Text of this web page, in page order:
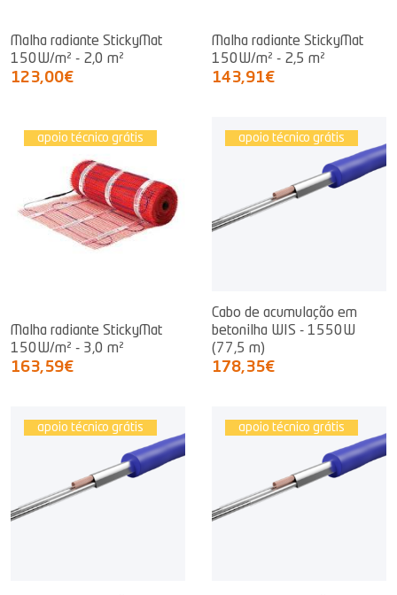
Malha radiante StickyMat
150W/m² - 2,0 m²
123,00€
Malha radiante StickyMat
150W/m² - 2,5 m²
143,91€
apoio técnico grátis
Malha radiante StickyMat
150W/m² - 3,0 m²
163,59€
apoio técnico grátis
Cabo de acumulação em
betonilha WIS - 1550W
(77,5 m)
178,35€
apoio técnico grátis apoio técnico grátis